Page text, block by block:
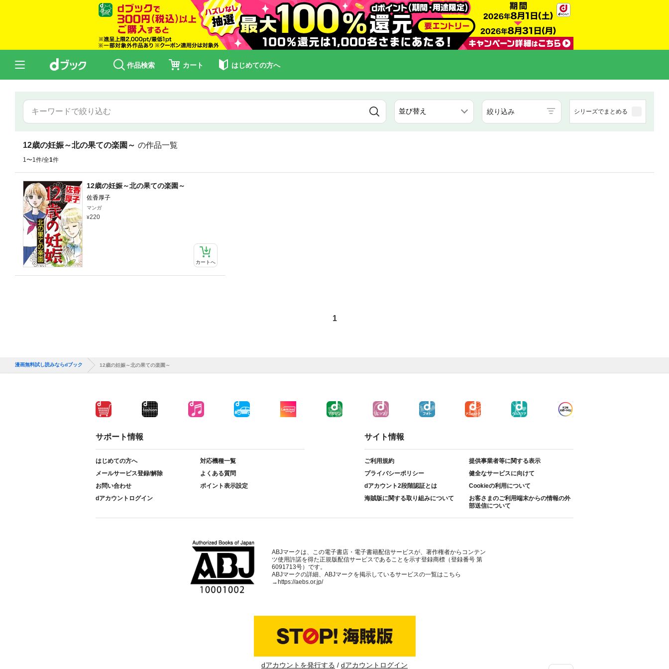
作品検索 カート はじめての方へ
絞り込み シリーズでまとめる
12歳の妊娠～北の果ての楽園～ の作品一覧
1〜1件/全1件
12歳の妊娠～北の果ての楽園～
佐香厚子
マンガ
220
カートへ
1
漫画無料試し読みならdブック 12歳の妊娠～北の果ての楽園～
サポート情報
はじめての方へ
対応機種一覧
メールサービス登録/解除
よくある質問
お問い合わせ
ポイント表示設定
dアカウントログイン
サイト情報
ご利用規約
提供事業者等に関する表示
プライバシーポリシー
健全なサービスに向けて
dアカウント2段階認証とは
Cookieの利用について
海賊版に関する取り組みについて
お客さまのご利用端末からの情報の外
部送信について
ABJマークは、この電子書店・電子書籍配信サービスが、著作権者からコンテン
ツ使用許諾を得た正規版配信サービスであることを示す登録商標（登録番号 第
6091713号）です。
ABJマークの詳細、ABJマークを掲示しているサービスの一覧はこちら
→https://aebs.or.jp/
dアカウントを発行する dアカウントログイン